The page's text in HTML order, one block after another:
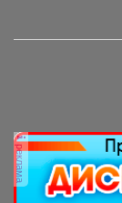
реклама